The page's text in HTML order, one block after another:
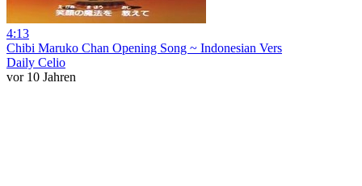
4:13
Chibi Maruko Chan Opening Song ~ Indonesian Vers
Daily Celio
vor 10 Jahren